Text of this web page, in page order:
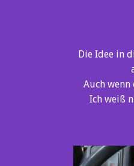
Die Idee in
Auch wenn
Ich weiß